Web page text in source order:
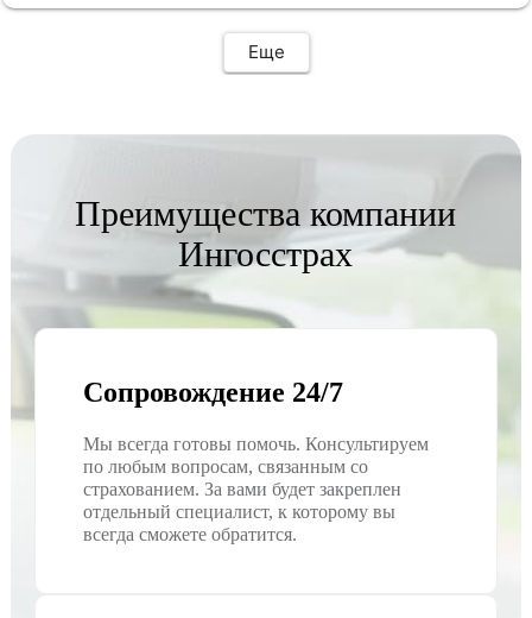
Еще
Преимущества компании
Ингосстрах
Сопровождение 24/7
Мы всегда готовы помочь. Консультируем
по любым вопросам, связанным со
страхованием. За вами будет закреплен
отдельный специалист, к которому вы
всегда сможете обратится.